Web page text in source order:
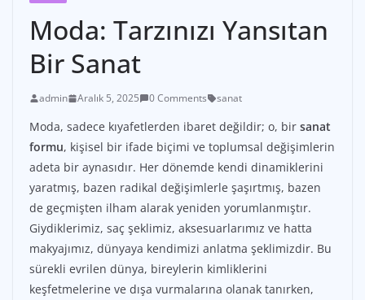
Moda: Tarzınızı Yansıtan
Bir Sanat
admin Aralık 5, 2025 0 Comments sanat
Moda, sadece kıyafetlerden ibaret değildir; o, bir sanat
formu, kişisel bir ifade biçimi ve toplumsal değişimlerin
adeta bir aynasıdır. Her dönemde kendi dinamiklerini
yaratmış, bazen radikal değişimlerle şaşırtmış, bazen
de geçmişten ilham alarak yeniden yorumlanmıştır.
Giydiklerimiz, saç şeklimiz, aksesuarlarımız ve hatta
makyajımız, dünyaya kendimizi anlatma şeklimizdir. Bu
sürekli evrilen dünya, bireylerin kimliklerini
keşfetmelerine ve dışa vurmalarına olanak tanırken,